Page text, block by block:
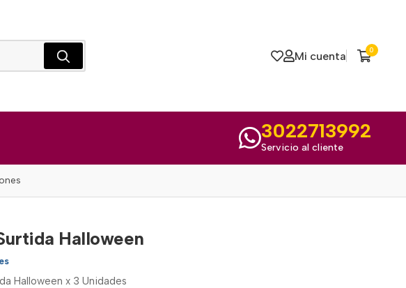
Mi cuenta 0
3022713992
Servicio al cliente
Halloween
Halloween x 3 Unidades